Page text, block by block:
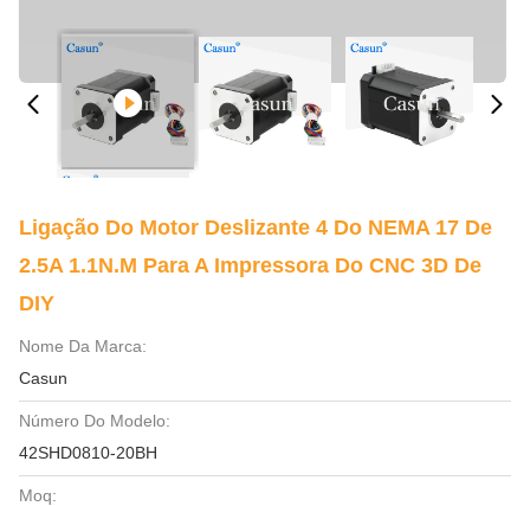
Ligação Do Motor Deslizante 4 Do NEMA 17 De
2.5A 1.1N.M Para A Impressora Do CNC 3D De
DIY
Nome Da Marca:
Casun
Número Do Modelo:
42SHD0810-20BH
Moq: